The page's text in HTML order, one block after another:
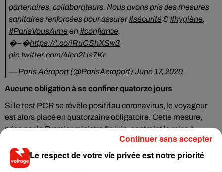
partenaires, collaborateurs. Nous avons pris des mesures
sanitaires renforcées pour assurer#sécurité&#hygiène.
#ParisVousAimeen#confiance.
�~�️https://t.co/iRuCShXSw3
pic.twitter.com/4lcn2Us7Kr
— Paris Aéroport (@ParisAeroport) June 17, 2020
Aucune obligation à se confiner quatorze jours
Si le test PCR se révèle positif au coronavirus, le voyageur
est alors placé en quatorzaine obligatoire. Cette mesure,
prise par le Premier ministre fin juin, contraint la mise à
l'isolement de « toute personne arrivant sur le territoire
national en présentant des symptômes d'infection au Covid-
19 lors des
Le respect de votre vie privée est notre priorité
Continuer sans accepter